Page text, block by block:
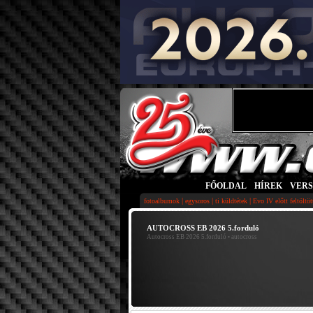
FŐOLDAL HÍREK
fotoalbumok | egysoros | ti küldtétek | Evo IV előtt
AUTOCROSS EB 2026 5.forduló
Autocross EB 2026 5.forduló • autocross